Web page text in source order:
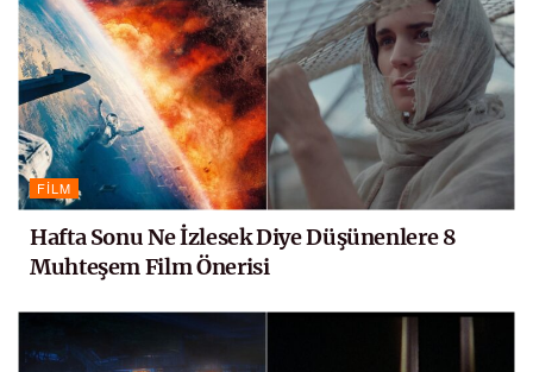
FILM
Hafta Sonu Ne İzlesek Diye Düşünenlere 8
Muhteşem Film Önerisi